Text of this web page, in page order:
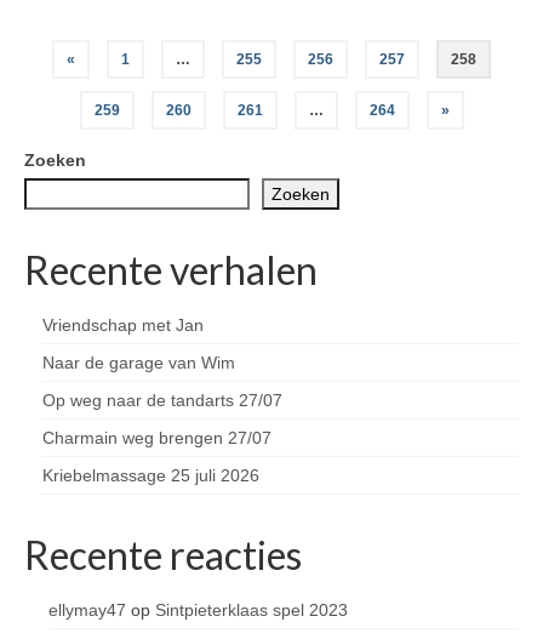
Berichten
paginering
« 1 … 255 256 257 258
259 260 261 … 264 »
Zoeken
Zoeken
Recente verhalen
Vriendschap met Jan
Naar de garage van Wim
Op weg naar de tandarts 27/07
Charmain weg brengen 27/07
Kriebelmassage 25 juli 2026
Recente reacties
ellymay47 op Sintpieterklaas spel 2023